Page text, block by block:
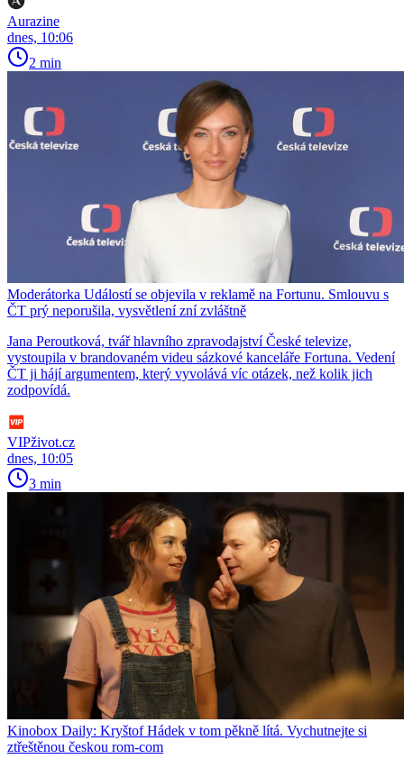
Aurazine
dnes, 10:06
2 min
Moderátorka Událostí se objevila v reklamě na Fortunu. Smlouvu s
ČT prý neporušila, vysvětlení zní zvláštně
Jana Peroutková, tvář hlavního zpravodajství České televize,
vystoupila v brandovaném videu sázkové kanceláře Fortuna. Vedení
ČT ji hájí argumentem, který vyvolává víc otázek, než kolik jich
zodpovídá.
VIPživot.cz
dnes, 10:05
3 min
Kinobox Daily: Kryštof Hádek v tom pěkně lítá. Vychutnejte si
ztřeštěnou českou rom-com